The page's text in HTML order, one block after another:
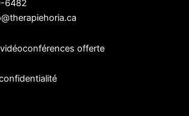
6482
offerte